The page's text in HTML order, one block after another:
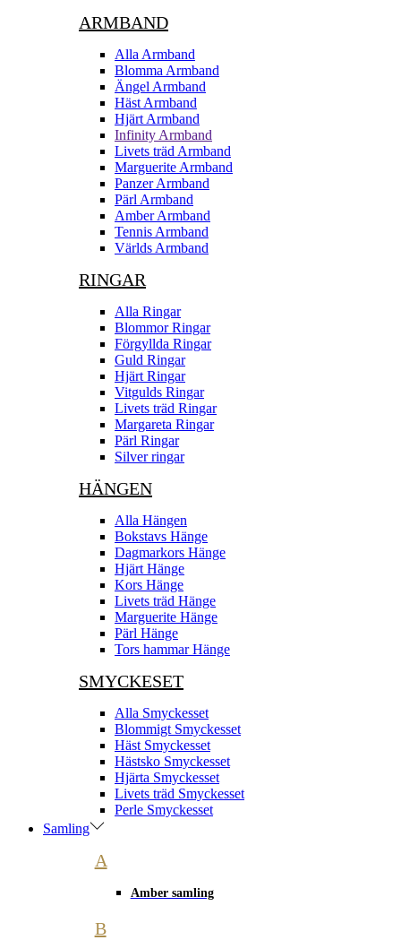
ARMBAND
Alla Armband
Blomma Armband
Ängel Armband
Häst Armband
Hjärt Armband
Infinity Armband
Livets träd Armband
Marguerite Armband
Panzer Armband
Pärl Armband
Amber Armband
Tennis Armband
Världs Armband
RINGAR
Alla Ringar
Blommor Ringar
Förgyllda Ringar
Guld Ringar
Hjärt Ringar
Vitgulds Ringar
Livets träd Ringar
Margareta Ringar
Pärl Ringar
Silver ringar
HÄNGEN
Alla Hängen
Bokstavs Hänge
Dagmarkors Hänge
Hjärt Hänge
Kors Hänge
Livets träd Hänge
Marguerite Hänge
Pärl Hänge
Tors hammar Hänge
SMYCKESET
Alla Smyckesset
Blommigt Smyckesset
Häst Smyckesset
Hästsko Smyckesset
Hjärta Smyckesset
Livets träd Smyckesset
Perle Smyckesset
Samling
A
Amber samling
B